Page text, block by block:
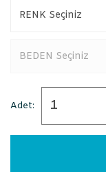
Adet: